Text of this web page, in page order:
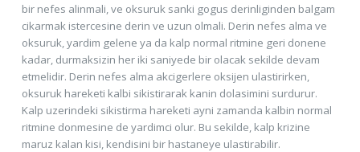
bir nefes alinmali, ve oksuruk sanki gogus derinliginden balgam
cikarmak istercesine derin ve uzun olmali. Derin nefes alma ve
oksuruk, yardim gelene ya da kalp normal ritmine geri donene
kadar, durmaksizin her iki saniyede bir olacak sekilde devam
etmelidir. Derin nefes alma akcigerlere oksijen ulastirirken,
oksuruk hareketi kalbi sikistirarak kanin dolasimini surdurur.
Kalp uzerindeki sikistirma hareketi ayni zamanda kalbin normal
ritmine donmesine de yardimci olur. Bu sekilde, kalp krizine
maruz kalan kisi, kendisini bir hastaneye ulastirabilir.